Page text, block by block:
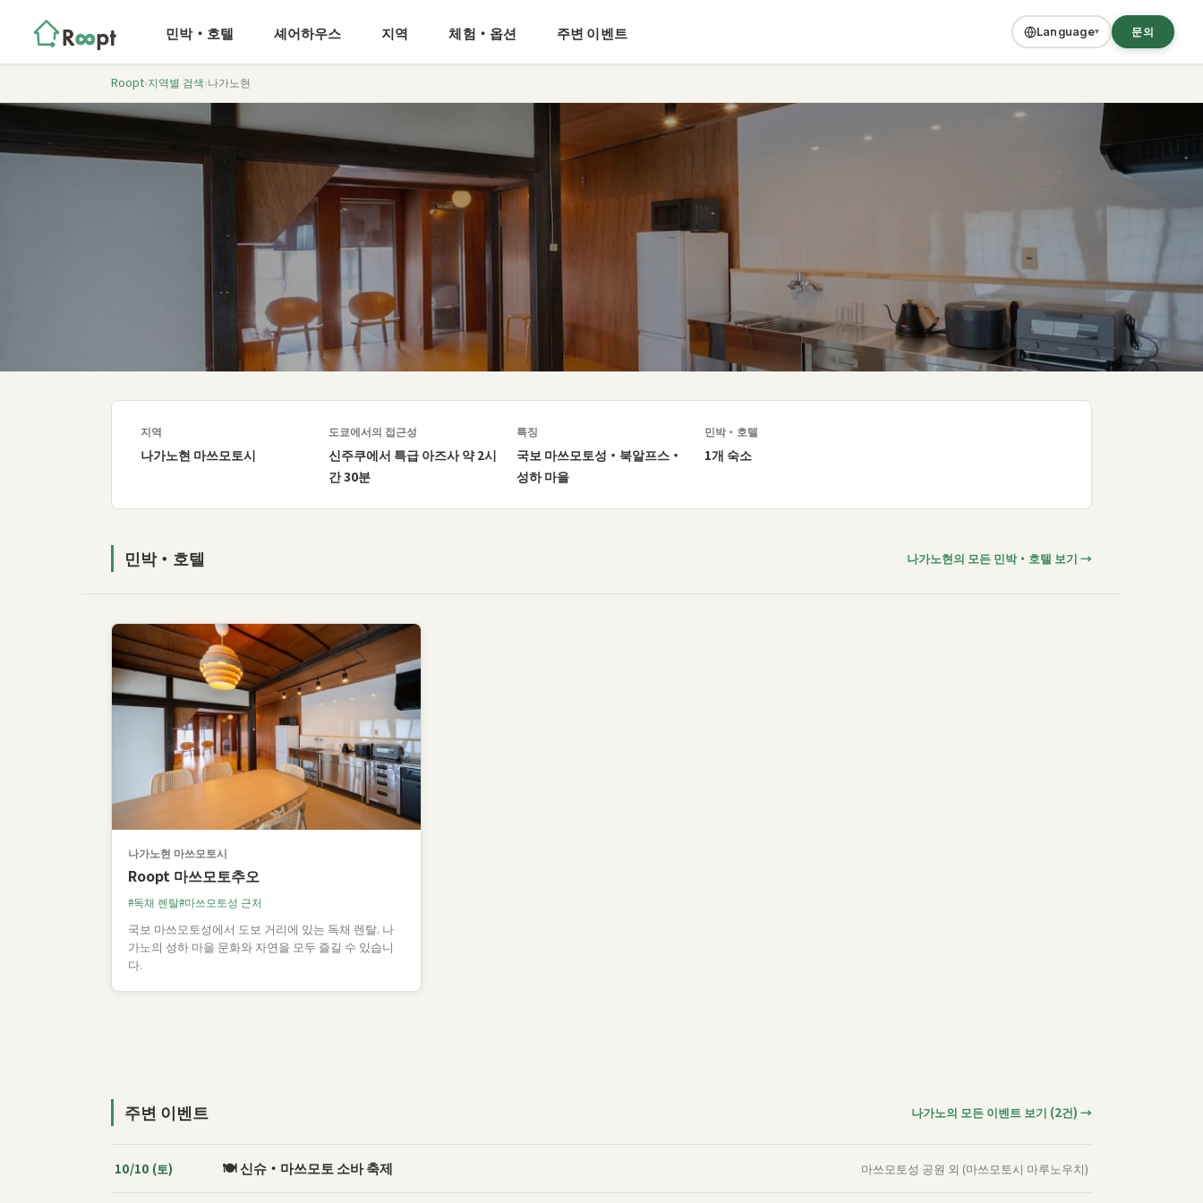
민박・호텔 셰어하우스 지역 체험・옵션 주변 이벤트 Language▾ 문의
Roopt›지역별 검색›나가노현
나가노
마쓰모토시 지역. 국보 마쓰모토성을 품은 성하 마을. 북알프스 산맥으로 둘러싸인
지역
나가노현 마쓰모토시
도쿄에서의 접근성
신주쿠에서 특급 아즈사 약 2시
간 30분
특징
국보 마쓰모토성・북알프스・
성하 마을
민박・호텔
1개 숙소
민박・호텔 나가노현의 모든 민박・호텔 보기 →
나가노현 마쓰모토시
Roopt 마쓰모토추오
독채 렌탈 마쓰모토성 근처
국보 마쓰모토성에서 도보 거리에 있는 독채 렌탈. 나
가노의 성하 마을 문화와 자연을 모두 즐길 수 있습니
다.
주변 이벤트 나가노의 모든 이벤트 보기 (2건) →
10/10 (토) 🍽️ 신슈・마쓰모토 소바 축제 마쓰모토성 공원 외 (마쓰모토시 마루노우치)